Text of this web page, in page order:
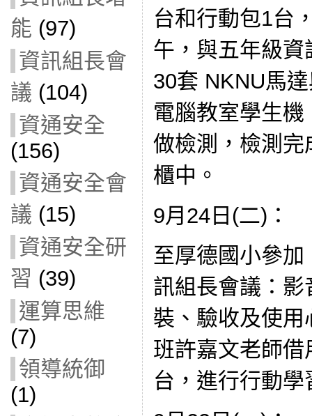
能 (97)
資訊組長會
議 (104)
資通安全
(156)
資通安全會
議 (15)
資通安全研
習 (39)
運算思維
(7)
領導統御
(1)
台和行動包1台
午，與五年級
30套 NKNU馬
電腦教室學生
做檢測，檢測
櫃中。
9月24日(二)：
至厚德國小參
訊組長會議：
裝、驗收及使
班許嘉文老師
台，進行行動學